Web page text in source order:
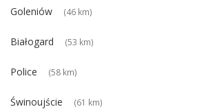
Goleniów (46 km)
Białogard (53 km)
Police (58 km)
Świnoujście (61 km)